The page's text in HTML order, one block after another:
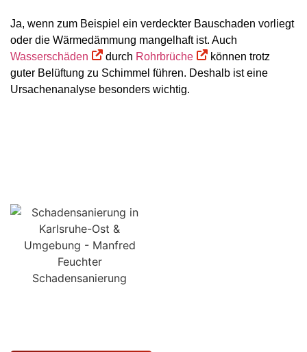
Ja, wenn zum Beispiel ein verdeckter Bauschaden vorliegt
oder die Wärmedämmung mangelhaft ist. Auch
Wasserschäden
durch Rohrbrüche
können trotz
guter Belüftung zu Schimmel führen. Deshalb ist eine
Ursachenanalyse besonders wichtig.